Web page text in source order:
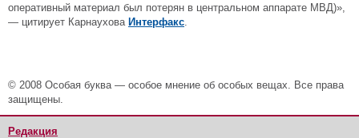
оперативный материал был потерян в центральном аппарате МВД)»,
— цитирует Карнаухова Интерфакс.
© 2008 Особая буква — особое мнение об особых вещах. Все права
защищены.
Редакция